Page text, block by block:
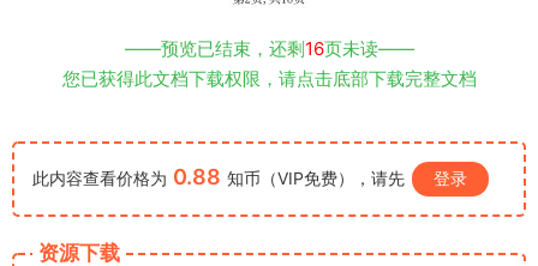
——预览已结束，还剩16页未读——
您已获得此文档下载权限，请点击底部下载完整文档
此内容查看价格为 0.88 知币（VIP免费），请先 登录
资源下载